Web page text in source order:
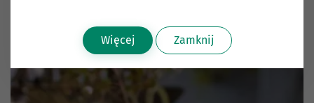
Więcej Zamknij